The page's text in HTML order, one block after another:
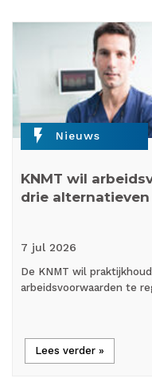
flash_on Nieuws
KNMT wil
drie alternatieven
7 jul 2026
De KNMT wil
arbeidsvoorwaarden te
Lees verder »